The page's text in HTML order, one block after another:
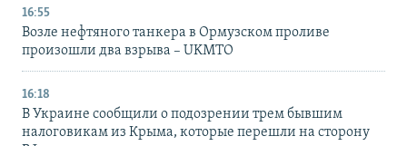
16:55
Возле нефтяного танкера в Ормузском проливе
произошли два взрыва – UKMTO
16:18
В Украине сообщили о подозрении трем бывшим
налоговикам из Крыма, которые перешли на сторону